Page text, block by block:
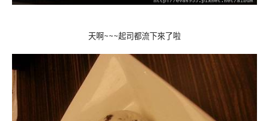
天啊~~~起司都流下來了啦